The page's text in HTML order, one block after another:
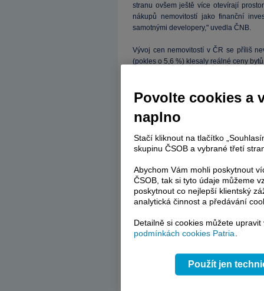
stranu ovšem ještě více otevírají
nákupů nemovitostí jako finanční
samotnými developery," uvedla ČNB.
Vývoj cen nemovitostí v ČR se příliš
(pokles o 5,6 %) klesaly reálné ceny
Bulharsko, Slovensko a Lotyšsko).
průběhu let 2007–2009, jenž dosáhl
Povolte cookies a
naplno
Stačí kliknout na tlačítko
skupinu ČSOB a vybrané třetí
Abychom Vám mohli poskytnout
ČSOB, tak si tyto údaje můžeme
poskytnout co nejlepší klientský
analytická činnost a předávání
Detailně si cookies můžete
podmínkách cookies Patria.
Použít jen